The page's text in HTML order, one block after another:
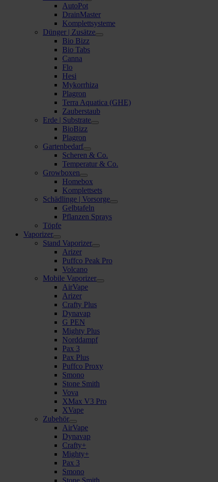
AutoPot
DrainMaster
Komplettsysteme
Dünger | Zusätze
Bio Bizz
Bio Tabs
Canna
Flo
Hesi
Mykorrhiza
Plagron
Terra Aquatica (GHE)
Zauberstaub
Erde | Substrate
BioBizz
Plagron
Gartenbedarf
Scheren & Co.
Temperatur & Co.
Growboxen
Homebox
Komplettsets
Schädlinge | Vorsorge
Gelbtafeln
Pflanzen Sprays
Töpfe
Vaporizer
Stand Vaporizer
Arizer
Puffco Peak Pro
Volcano
Mobile Vaporizer
AirVape
Arizer
Crafty Plus
Dynavap
G PEN
Mighty Plus
Norddampf
Pax 3
Pax Plus
Puffco Proxy
Smono
Stone Smith
Vova
XMax V3 Pro
XVape
Zubehör
AirVape
Dynavap
Crafty+
Mighty+
Pax 3
Smono